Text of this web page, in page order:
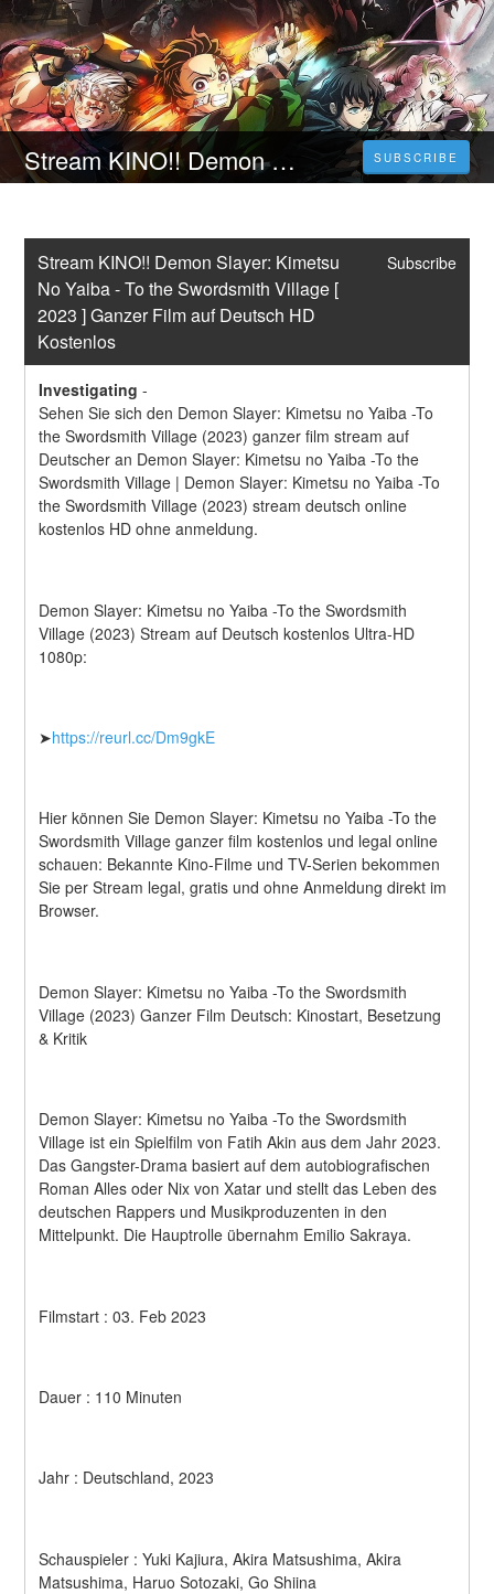
Stream KINO!! Demon Slayer: Kimetsu No Yaiba - To the Swordsmith Village [ 2023 ] Ganzer Film auf Deutsch HD Kostenlos SUBSCRIBE
Stream KINO!! Demon Slayer: Kimetsu
No Yaiba - To the Swordsmith Village [
2023 ] Ganzer Film auf Deutsch HD
Kostenlos
Subscribe
Investigating -
Sehen Sie sich den Demon Slayer: Kimetsu no Yaiba -To
the Swordsmith Village (2023) ganzer film stream auf
Deutscher an Demon Slayer: Kimetsu no Yaiba -To the
Swordsmith Village | Demon Slayer: Kimetsu no Yaiba -To
the Swordsmith Village (2023) stream deutsch online
kostenlos HD ohne anmeldung.
Demon Slayer: Kimetsu no Yaiba -To the Swordsmith
Village (2023) Stream auf Deutsch kostenlos Ultra-HD
1080p:
➤https://reurl.cc/Dm9gkE
Hier können Sie Demon Slayer: Kimetsu no Yaiba -To the
Swordsmith Village ganzer film kostenlos und legal online
schauen: Bekannte Kino-Filme und TV-Serien bekommen
Sie per Stream legal, gratis und ohne Anmeldung direkt im
Browser.
Demon Slayer: Kimetsu no Yaiba -To the Swordsmith
Village (2023) Ganzer Film Deutsch: Kinostart, Besetzung
& Kritik
Demon Slayer: Kimetsu no Yaiba -To the Swordsmith
Village ist ein Spielfilm von Fatih Akin aus dem Jahr 2023.
Das Gangster-Drama basiert auf dem autobiografischen
Roman Alles oder Nix von Xatar und stellt das Leben des
deutschen Rappers und Musikproduzenten in den
Mittelpunkt. Die Hauptrolle übernahm Emilio Sakraya.
Filmstart : 03. Feb 2023
Dauer : 110 Minuten
Jahr : Deutschland, 2023
Schauspieler : Yuki Kajiura, Akira Matsushima, Akira
Matsushima, Haruo Sotozaki, Go Shiina